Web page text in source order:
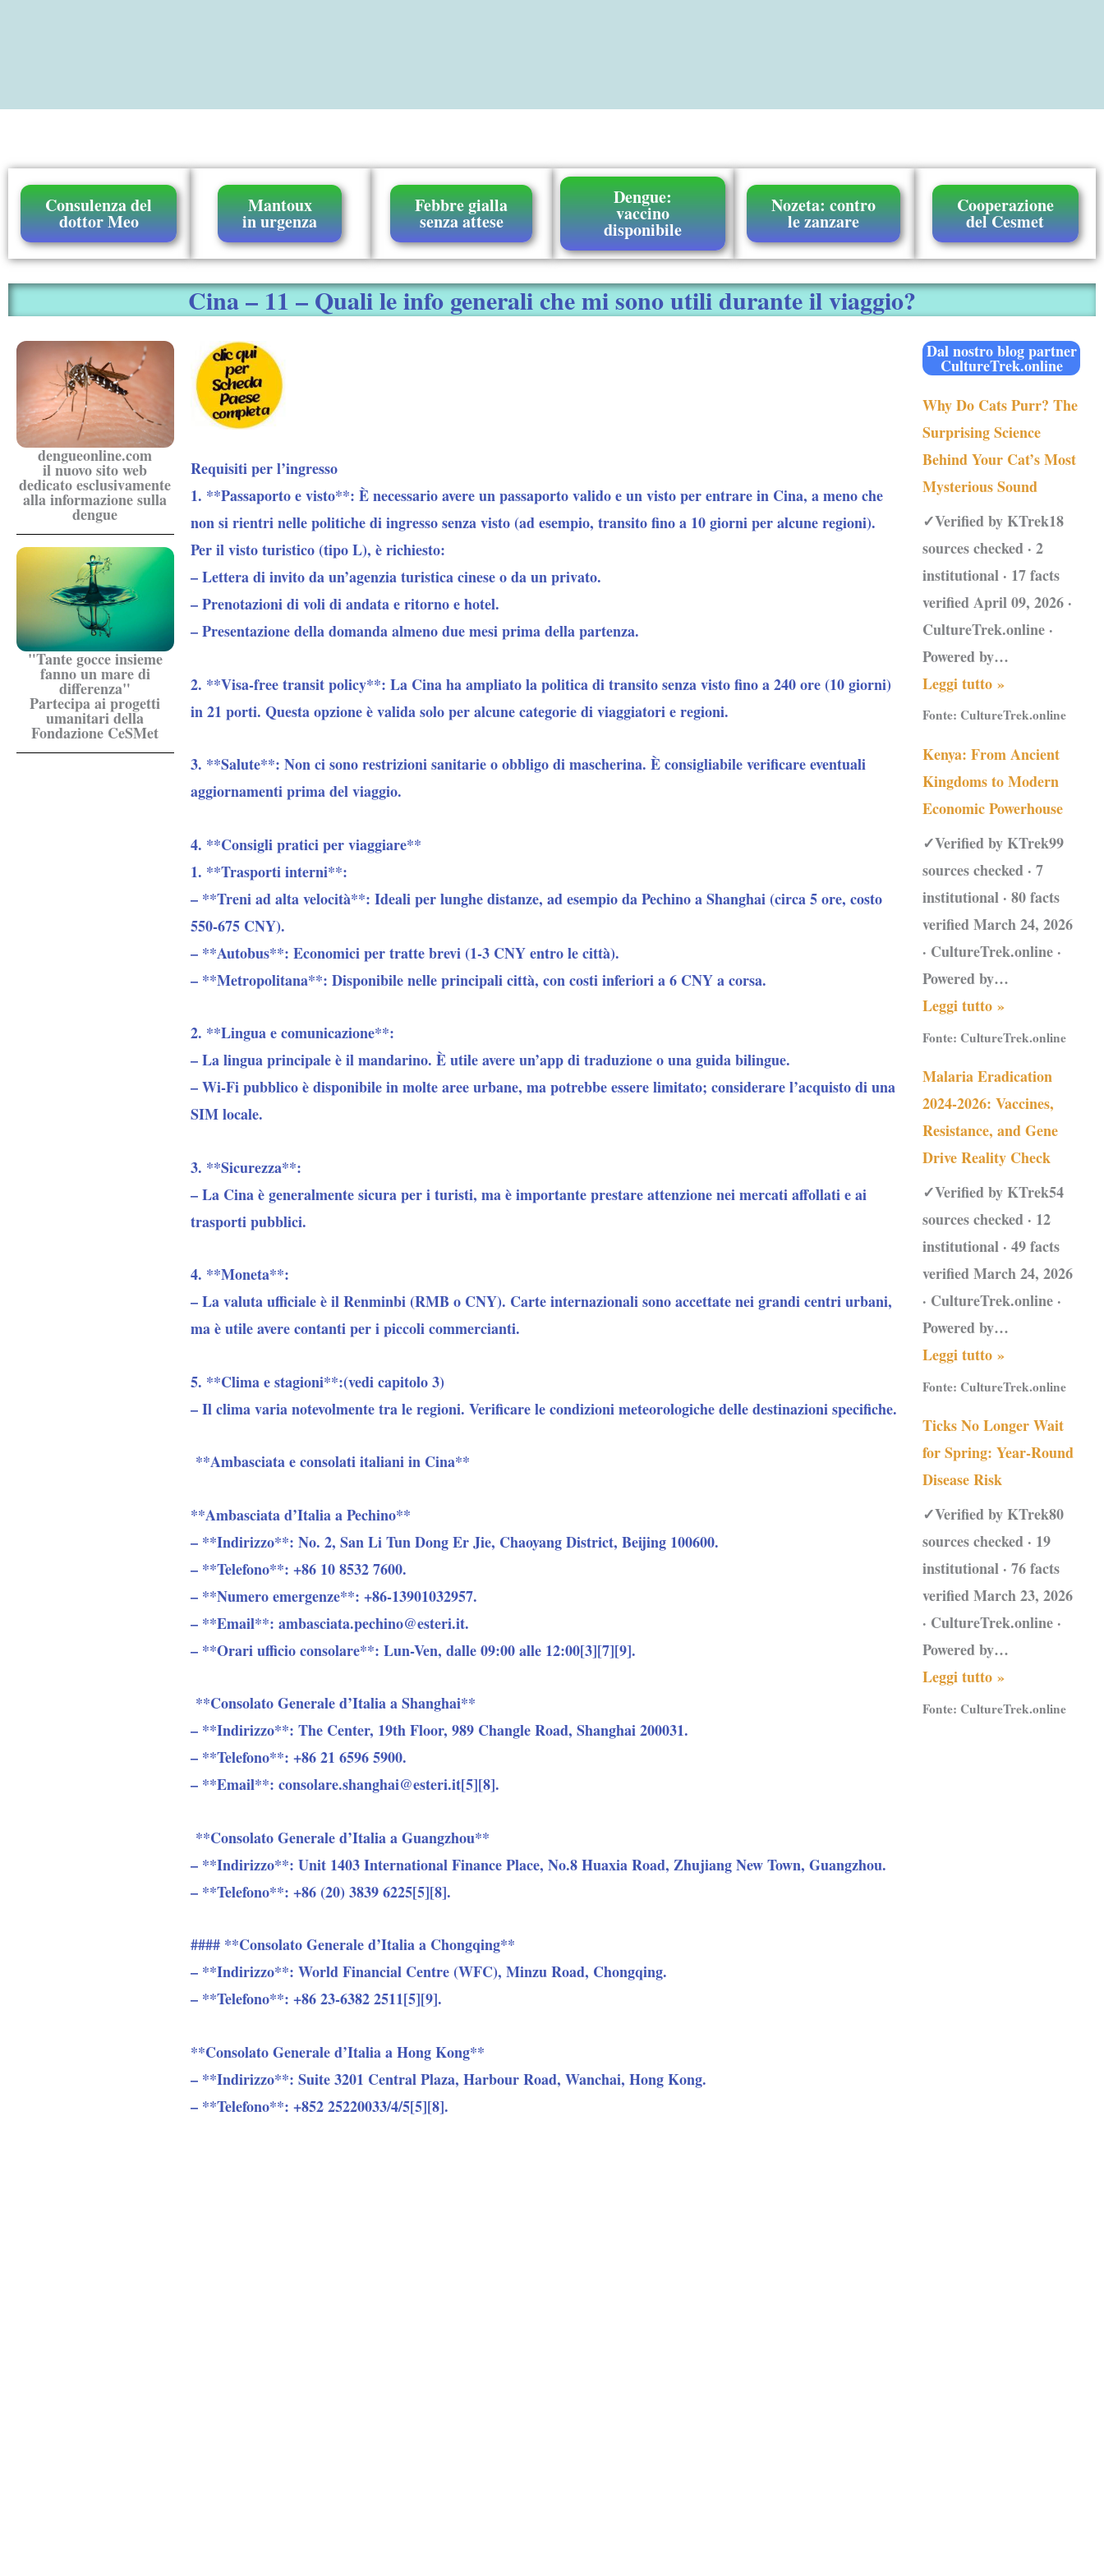
Consulenza del
dottor Meo
Mantoux
in urgenza
Febbre gialla
senza attese
Dengue:
vaccino
disponibile
Nozeta: contro
le zanzare
Cooperazione
del Cesmet
Cina – 11 – Quali le info generali che mi sono utili durante il viaggio?
dengueonline.com
il nuovo sito web
dedicato esclusivamente
alla informazione sulla
dengue
"Tante gocce insieme
fanno un mare di
differenza"
Partecipa ai progetti
umanitari della
Fondazione CeSMet
Requisiti per l’ingresso
1. **Passaporto e visto**: È necessario avere un passaporto valido e un visto per entrare in Cina, a meno che
non si rientri nelle politiche di ingresso senza visto (ad esempio, transito fino a 10 giorni per alcune regioni).
Per il visto turistico (tipo L), è richiesto:
– Lettera di invito da un’agenzia turistica cinese o da un privato.
– Prenotazioni di voli di andata e ritorno e hotel.
– Presentazione della domanda almeno due mesi prima della partenza.
2. **Visa-free transit policy**: La Cina ha ampliato la politica di transito senza visto fino a 240 ore (10 giorni)
in 21 porti. Questa opzione è valida solo per alcune categorie di viaggiatori e regioni.
3. **Salute**: Non ci sono restrizioni sanitarie o obbligo di mascherina. È consigliabile verificare eventuali
aggiornamenti prima del viaggio.
4. **Consigli pratici per viaggiare**
1. **Trasporti interni**:
– **Treni ad alta velocità**: Ideali per lunghe distanze, ad esempio da Pechino a Shanghai (circa 5 ore, costo
550-675 CNY).
– **Autobus**: Economici per tratte brevi (1-3 CNY entro le città).
– **Metropolitana**: Disponibile nelle principali città, con costi inferiori a 6 CNY a corsa.
2. **Lingua e comunicazione**:
– La lingua principaleè il mandarino. È utile avere un’app di traduzione o una guida bilingue.
– Wi-Fi pubblico è disponibile in molte aree urbane, ma potrebbe essere limitato; considerare l’acquisto di una
SIM locale.
3. **Sicurezza**:
– La Cina è generalmente sicura per i turisti, ma è importante prestare attenzione nei mercati affollati e ai
trasporti pubblici.
4. **Moneta**:
– La valuta ufficiale è il Renminbi (RMB o CNY). Carte internazionali sono accettate nei grandi centri urbani,
ma è utile avere contanti per i piccoli commercianti.
5. **Clima e stagioni**:(vedi capitolo 3)
– Il clima varia notevolmente tra le regioni. Verificare le condizioni meteorologiche delle destinazioni specifiche.
**Ambasciata e consolati italiani in Cina**
**Ambasciata d’Italia a Pechino**
– **Indirizzo**: No. 2, San Li Tun Dong Er Jie, Chaoyang District, Beijing 100600.
– **Telefono**: +86 10 8532 7600.
– **Numero emergenze**: +86-13901032957.
– **Email**: ambasciata.pechino@esteri.it.
– **Orari ufficio consolare**: Lun-Ven, dalle 09:00 alle 12:00[3][7][9].
**Consolato Generale d’Italia a Shanghai**
– **Indirizzo**: The Center, 19th Floor, 989 Changle Road, Shanghai 200031.
– **Telefono**: +86 21 6596 5900.
– **Email**: consolare.shanghai@esteri.it[5][8].
**Consolato Generale d’Italia a Guangzhou**
– **Indirizzo**: Unit 1403 International Finance Place, No.8 Huaxia Road, Zhujiang New Town, Guangzhou.
– **Telefono**: +86 (20) 3839 6225[5][8].
#### **Consolato Generale d’Italia a Chongqing**
– **Indirizzo**: World Financial Centre (WFC), Minzu Road, Chongqing.
– **Telefono**: +86 23-6382 2511[5][9].
**Consolato Generale d’Italia a Hong Kong**
– **Indirizzo**: Suite 3201 Central Plaza, Harbour Road, Wanchai, Hong Kong.
– **Telefono**: +852 25220033/4/5[5][8].
Dal nostro blog partner
CultureTrek.online
Why Do Cats Purr? The
Surprising Science
Behind Your Cat’s Most
Mysterious Sound
✓Verified by KTrek18
sources checked · 2
institutional · 17 facts
verified April 09, 2026 ·
CultureTrek.online ·
Powered by…
Leggi tutto »
Fonte:CultureTrek.online
Kenya: From Ancient
Kingdoms to Modern
Economic Powerhouse
✓Verified by KTrek99
sources checked · 7
institutional · 80 facts
verified March 24, 2026
· CultureTrek.online ·
Powered by…
Leggi tutto »
Fonte:CultureTrek.online
Malaria Eradication
2024-2026: Vaccines,
Resistance, and Gene
Drive Reality Check
✓Verified by KTrek54
sources checked · 12
institutional · 49 facts
verified March 24, 2026
· CultureTrek.online ·
Powered by…
Leggi tutto »
Fonte:CultureTrek.online
Ticks No Longer Wait
for Spring: Year-Round
Disease Risk
✓Verified by KTrek80
sources checked · 19
institutional · 76 facts
verified March 23, 2026
· CultureTrek.online ·
Powered by…
Leggi tutto »
Fonte:CultureTrek.online